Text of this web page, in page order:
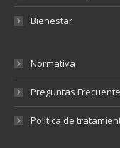
Bienestar
Normativa
Preguntas
Política de